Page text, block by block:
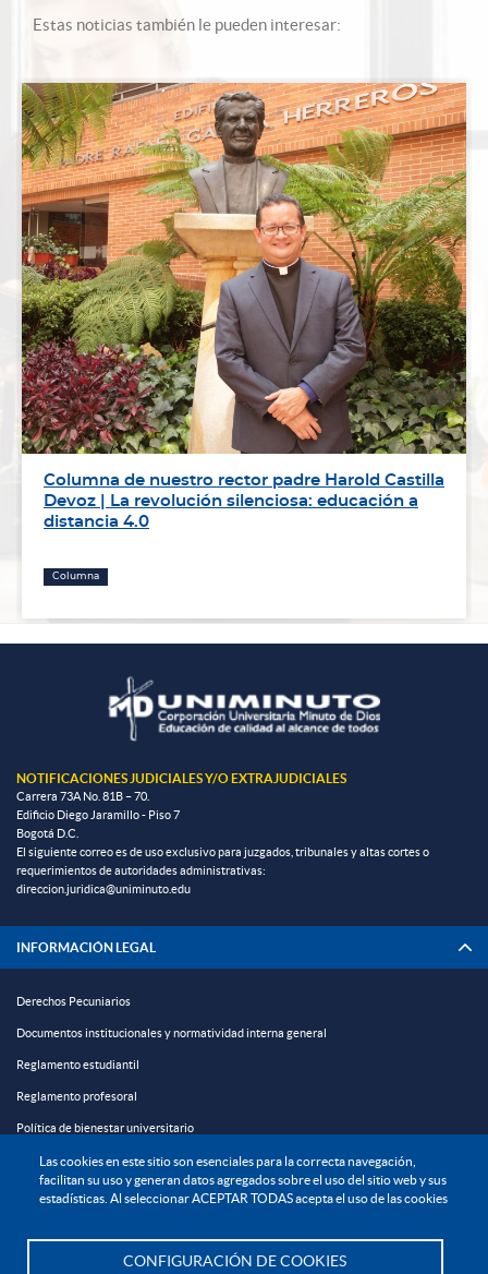
Las cookies en este sitio son esenciales para la correcta navegación,
facilitan su uso y generan datos agregados sobre el uso del sitio web y sus
estadísticas. Al seleccionar ACEPTAR TODAS acepta el uso de las cookies
CONFIGURACIÓN DE COOKIES
Estas noticias también le pueden interesar:
Columna de nuestro rector padre Harold Castilla
Devoz | La revolución silenciosa: educación a
distancia 4.0
Columna
NOTIFICACIONES JUDICIALES Y/O EXTRAJUDICIALES
Carrera 73A No. 81B – 70.
Edificio Diego Jaramillo - Piso 7
Bogotá D.C.
El siguiente correo es de uso exclusivo para juzgados, tribunales y altas cortes o
requerimientos de autoridades administrativas:
direccion.juridica@uniminuto.edu
INFORMACIÓN LEGAL
Derechos Pecuniarios
Documentos institucionales y normatividad interna general
Reglamento estudiantil
Reglamento profesoral
Política de bienestar universitario
Política de protección de datos personales
¡CONÉCTATE CON LA INSTITUCIÓN!